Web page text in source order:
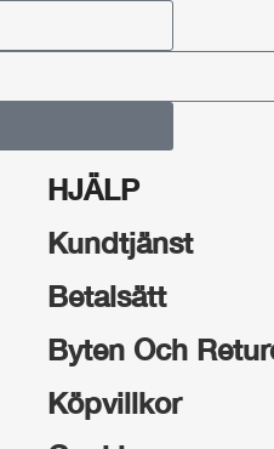
HJÄLP
Kundtjänst
Betalsätt
Byten Och
Köpvillkor